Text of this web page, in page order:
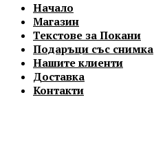
Начало
Магазин
Текстове за Покани
Подаръци със снимка
Нашите клиенти
Доставка
Контакти